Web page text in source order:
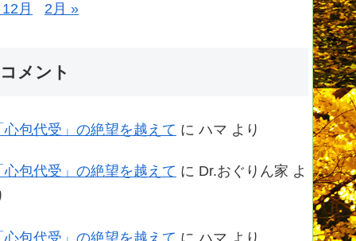
月 2月 »
コメント
心包代受」の絶望を越えて に ハマ より
心包代受」の絶望を越えて に Dr.おぐりん家 よ
心包代受」の絶望を越えて に ハマ より